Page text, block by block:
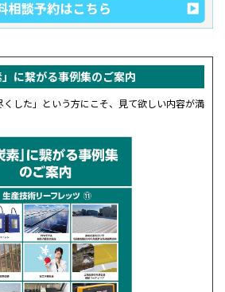
」に繋がる事例集のご案内
くした」という方にこそ、見て欲しい内容が満